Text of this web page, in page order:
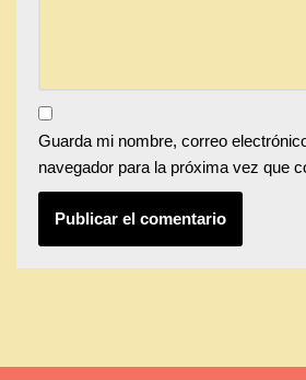
Guarda mi nombre, correo
navegador para la próxima vez que